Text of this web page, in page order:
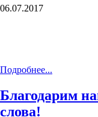
06.07.2017
Подробнее...
Благодарим
слова!